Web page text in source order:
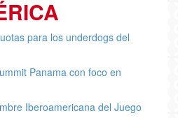
para los underdogs del
Panama con foco en
Iberoamericana del Juego